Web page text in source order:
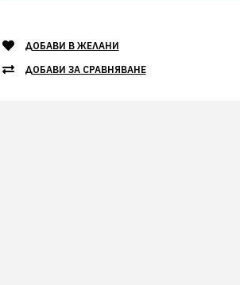
ДОБАВИ В ЖЕЛАНИ
ДОБАВИ ЗА СРАВНЯВАНЕ